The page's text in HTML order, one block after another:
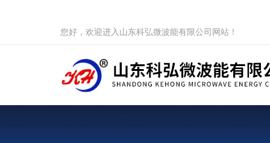
您好，欢迎进入山东科弘微波能有限公司网站！